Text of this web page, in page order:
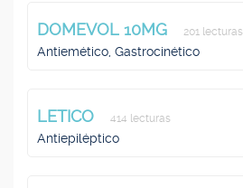
DOMEVOL 10MG 201 lecturas
Antiemético, Gastrocinético
LETICO 414 lecturas
Antiepiléptico